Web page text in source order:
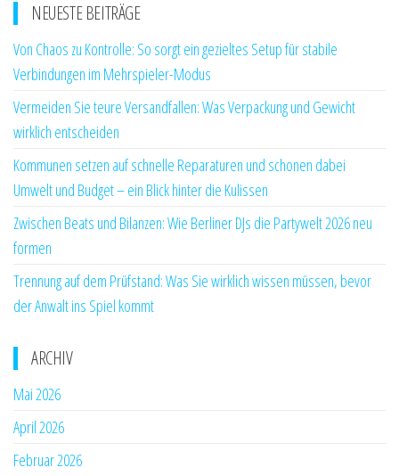
NEUESTE BEITRÄGE
Von Chaos zu Kontrolle: So sorgt ein gezieltes Setup für stabile
Verbindungen im Mehrspieler-Modus
Vermeiden Sie teure Versandfallen: Was Verpackung und Gewicht
wirklich entscheiden
Kommunen setzen auf schnelle Reparaturen und schonen dabei
Umwelt und Budget – ein Blick hinter die Kulissen
Zwischen Beats und Bilanzen: Wie Berliner DJs die Partywelt 2026 neu
formen
Trennung auf dem Prüfstand: Was Sie wirklich wissen müssen, bevor
der Anwalt ins Spiel kommt
ARCHIV
Mai 2026
April 2026
Februar 2026